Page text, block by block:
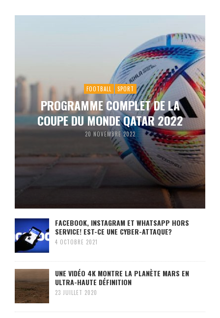
FOOTBALL SPORT
PROGRAMME COMPLET DE LA
COUPE DU MONDE QATAR 2022
20 NOVEMBRE 2022
FACEBOOK, INSTAGRAM ET WHATSAPP HORS
SERVICE! EST-CE UNE CYBER-ATTAQUE?
4 OCTOBRE 2021
UNE VIDÉO 4K MONTRE LA PLANÈTE MARS EN
ULTRA-HAUTE DÉFINITION
23 JUILLET 2020